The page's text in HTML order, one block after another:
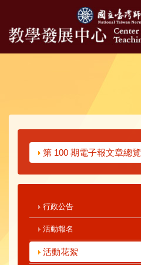
第 100 期電子報文章總覽
行政公告
活動報名
活動花絮